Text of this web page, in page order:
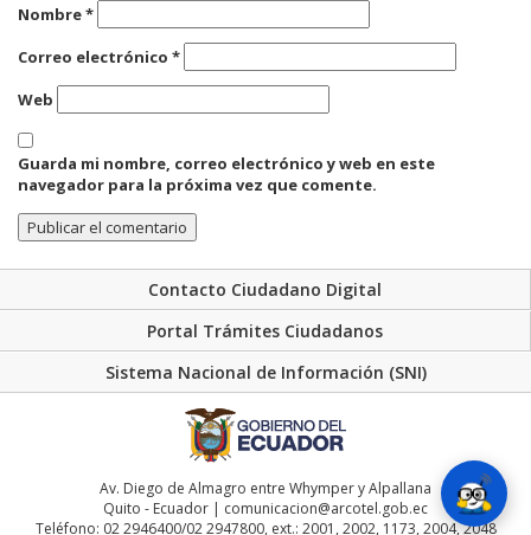
Nombre*
Correo electrónico *
Web
Guarda mi nombre, correo electrónico y web en este
navegador para la próxima vez que comente.
Contacto Ciudadano Digital
Portal Trámites Ciudadanos
Sistema Nacional de Información (SNI)
Av. Diego de Almagro entre Whymper y Alpallana
Quito - Ecuador | comunicacion@arcotel.gob.ec
Teléfono: 02 2946400/02 2947800, ext.: 2001, 2002, 1173, 2004, 2048